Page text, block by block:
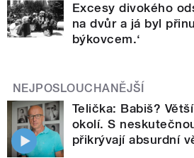
Excesy divokého
na dvůr a já byl
býkovcem.‘
NEJPOSLOUCHANĚJŠÍ
Telička: Babiš?
okolí. S
přikrývají absurdní